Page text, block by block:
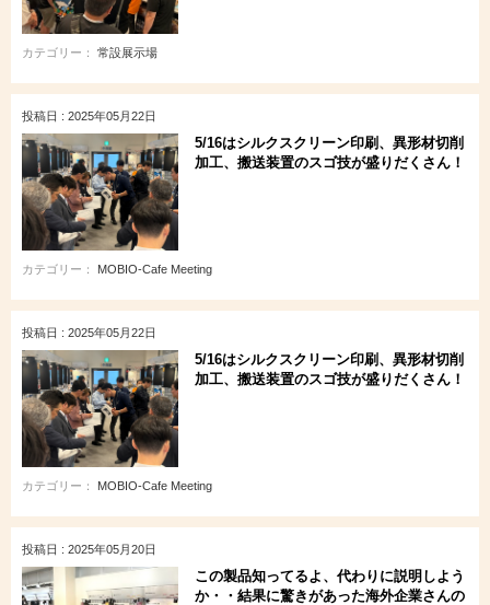
カテゴリー： 常設展示場
投稿日 : 2025年05月22日
5/16はシルクスクリーン印刷、異形材切削
加工、搬送装置のスゴ技が盛りだくさん！
カテゴリー： MOBIO-Cafe Meeting
投稿日 : 2025年05月22日
5/16はシルクスクリーン印刷、異形材切削
加工、搬送装置のスゴ技が盛りだくさん！
カテゴリー： MOBIO-Cafe Meeting
投稿日 : 2025年05月20日
この製品知ってるよ、代わりに説明しよう
か・・結果に驚きがあった海外企業さんの